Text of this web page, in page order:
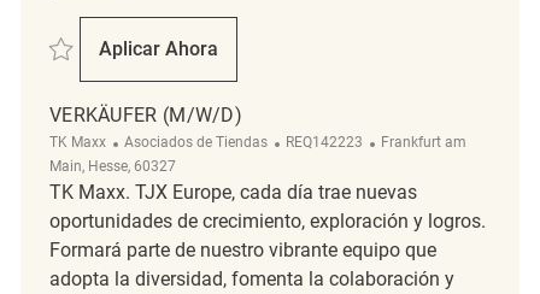
Salvar Verkäufer (m/w/d) REQ128963
Aplicar Ahora
Verkäufer (m/w/d)
VERKÄUFER (M/W/D)
TK Maxx Categoría
Asociados de Tiendas ReqId
REQ142223 Ubicación
Frankfurt am
Main, Hesse, 60327
TK Maxx. TJX Europe, cada día trae nuevas
oportunidades de crecimiento, exploración y logros.
Formará parte de nuestro vibrante equipo que
adopta la diversidad, fomenta la colaboración y